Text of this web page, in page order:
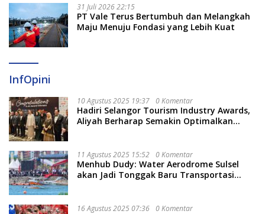
31 Juli 2026 22:15
PT Vale Terus Bertumbuh dan Melangkah
Maju Menuju Fondasi yang Lebih Kuat
InfOpini
10 Agustus 2025 19:37 0 Komentar
Hadiri Selangor Tourism Industry Awards,
Aliyah Berharap Semakin Optimalkan
11 Agustus 2025 15:52 0 Komentar
Menhub Dudy: Water Aerodrome Sulsel
akan Jadi Tonggak Baru Transportasi
16 Agustus 2025 07:36 0 Komentar